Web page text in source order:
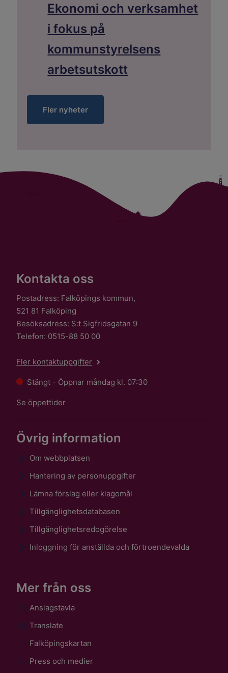
Ekonomi och verksamhet
i fokus på
kommunstyrelsens
arbetsutskott
Fler nyheter
Kontakta oss
Postadress: Falköpings kommun,
521 81 Falköping
Besöksadress: S:t Sigfridsgatan 9
Telefon: 0515-88 50 00
Fler kontaktuppgifter
Stängt - Öppnar måndag kl. 07:30
Se öppettider
Övrig information
Om webbplatsen
Hantering av personuppgifter
Lämna förslag eller klagomål
Tillgänglighetsdatabasen
Tillgänglighetsredogörelse
Inloggning för anställda och förtroendevalda
Mer från oss
Anslagstavla
Translate
Falköpingskartan
Press och medier